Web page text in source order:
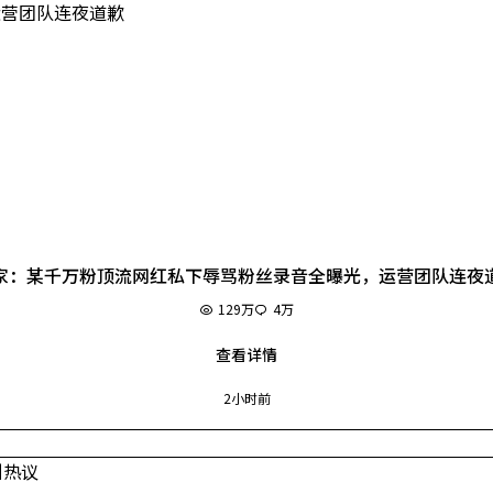
：某千万粉顶流网红私下辱骂粉丝录音全曝光，运营团队连夜
129万 4万
查看详情
2小时前